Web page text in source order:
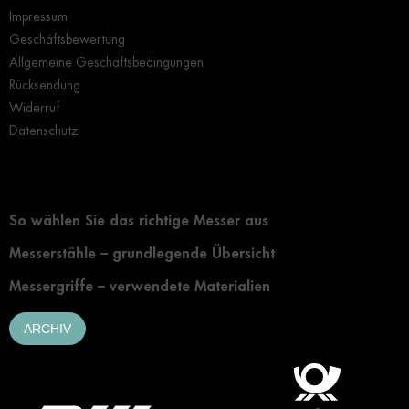
Impressum
Geschäftsbewertung
Allgemeine Geschäftsbedingungen
Rücksendung
Widerruf
Datenschutz
So wählen Sie das richtige Messer aus
Messerstähle – grundlegende Übersicht
Messergriffe – verwendete Materialien
ARCHIV